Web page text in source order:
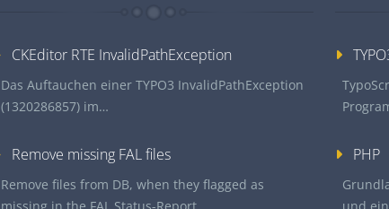
CKEditor RTE InvalidPathException
Das Auftauchen einer TYPO3 InvalidPathException
(1320286857) im…
Remove missing FAL files
Remove files from DB, when they flagged as
PHP